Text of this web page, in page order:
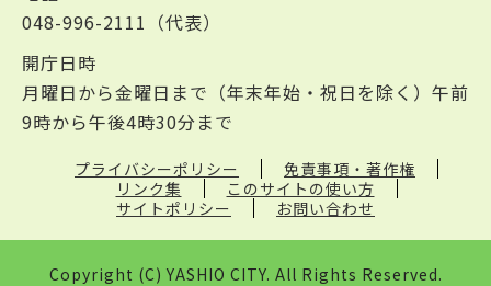
048-996-2111（代表）
開庁日時
月曜日から金曜日まで（年末年始・祝日を除く）午前
9時から午後4時30分まで
プライバシーポリシー
免責事項・著作権
リンク集
このサイトの使い方
サイトポリシー
お問い合わせ
Copyright (C) YASHIO CITY. All Rights Reserved.